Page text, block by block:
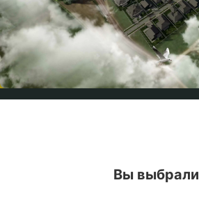
Вы выбрали